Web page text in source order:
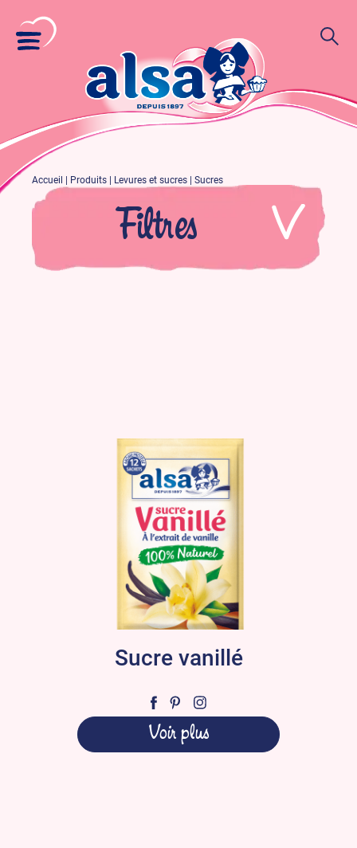
Accueil Produits Levures et sucres Sucres
Filtres
Sucre vanillé
Voir plus